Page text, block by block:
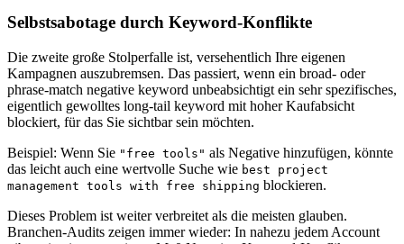
Selbstsabotage durch Keyword-Konflikte
Die zweite große Stolperfalle ist, versehentlich Ihre eigenen
Kampagnen auszubremsen. Das passiert, wenn ein broad- oder
phrase-match negative keyword unbeabsichtigt ein sehr spezifisches,
eigentlich gewolltes long-tail keyword mit hoher Kaufabsicht
blockiert, für das Sie sichtbar sein möchten.
Beispiel: Wenn Sie "free tools" als Negative hinzufügen, könnte
das leicht auch eine wertvolle Suche wie best project
management tools with free shipping blockieren.
Dieses Problem ist weiter verbreitet als die meisten glauben.
Branchen-Audits zeigen immer wieder: In nahezu jedem Account